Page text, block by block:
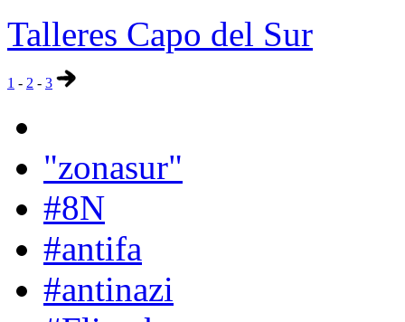
Talleres Capo del Sur
1 - 2 - 3
"zonasur"
#8N
#antifa
#antinazi